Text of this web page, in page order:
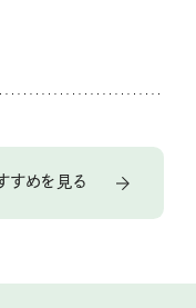
すめを見る